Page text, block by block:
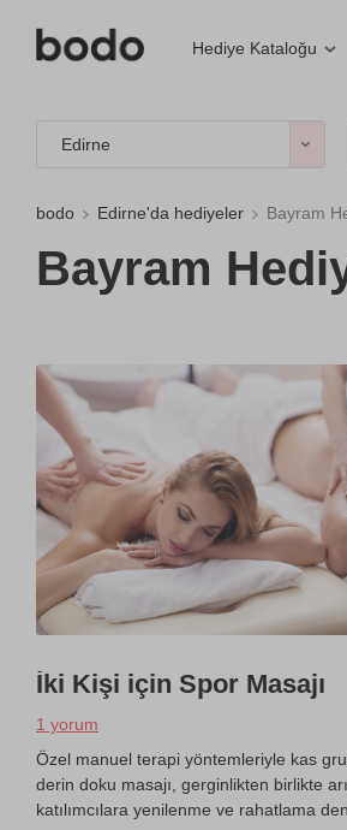
Hediye Kataloğu
Edirne
bodo Edirne'da hediyeler Bayram
Bayram
İki Kişi için Spor Masajı
1 yorum
Özel manuel terapi yöntemleriyle kas
derin doku masajı, gerginlikten birlikte
katılımcılara yenilenme ve rahatlama